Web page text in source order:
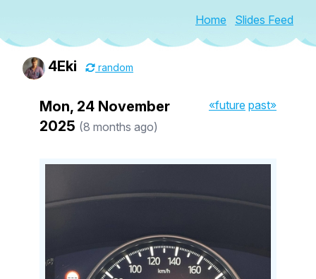
Home Slides Feed
4Eki random
«future past»
Mon, 24 November
2025 (8 months ago)